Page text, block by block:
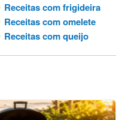
Receitas com frigideira
Receitas com omelete
Receitas com queijo